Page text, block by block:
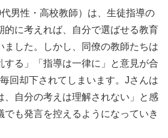
男性・高校教師）は、生徒指導の
的に考えれば、自分で選ばせる教育
ました。しかし、同僚の教師たちは
する」「指導は一律に」と意見が合
回却下されてしまいます。Jさんは
、自分の考えは理解されない」と感
でも発言を控えるようになっていき